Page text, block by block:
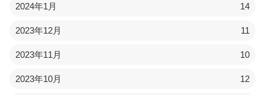
2024年1月 14
2023年12月 11
2023年11月 10
2023年10月 12